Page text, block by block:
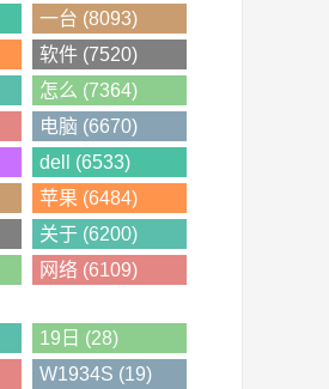
一台 (8093)
软件 (7520)
怎么 (7364)
电脑 (6670)
dell (6533)
苹果 (6484)
关于 (6200)
网络 (6109)
19日 (28)
W1934S (19)